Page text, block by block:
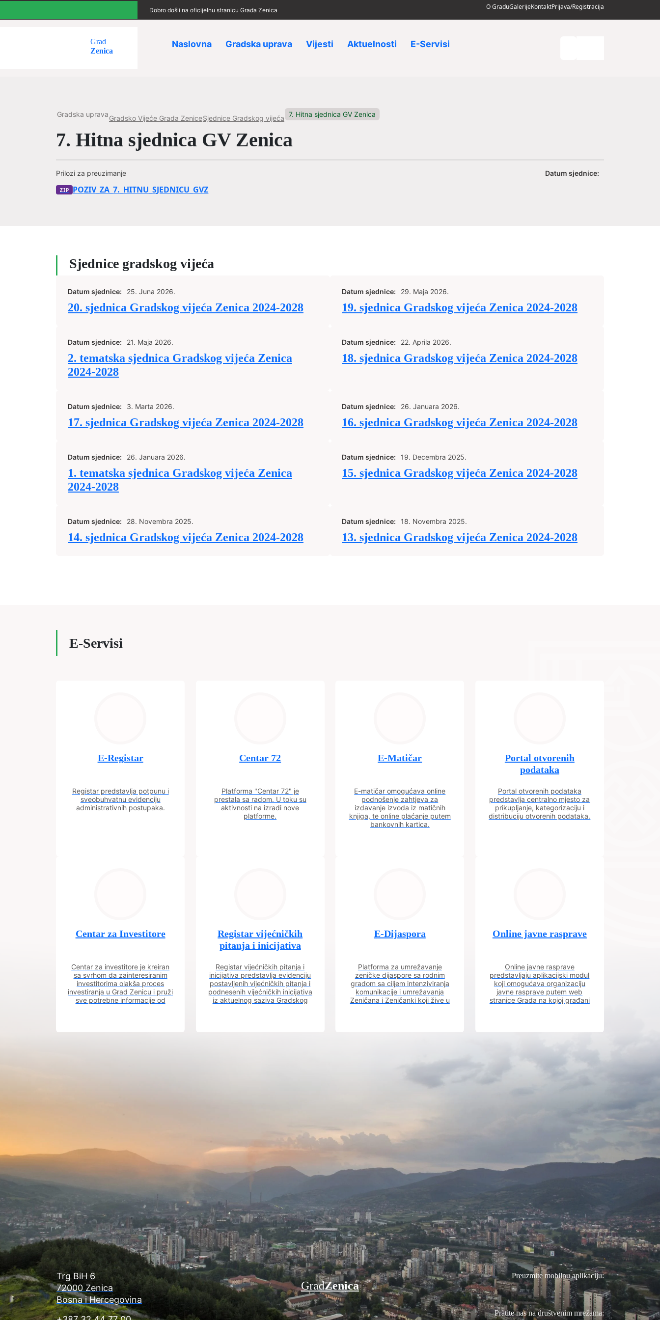
Dobro došli na oficijelnu stranicu Grada Zenica O GraduGalerijeKontaktPrijava/Registracija
Grad
Zenica
Naslovna Gradska uprava Vijesti Aktuelnosti E-Servisi
Gradska upravaGradsko Vijeće Grada ZeniceSjednice Gradskog vijeća 7. Hitna sjednica GV Zenica
7. Hitna sjednica GV Zenica
Prilozi za preuzimanje
POZIV_ZA_7._HITNU_SJEDNICU_GVZ
Datum sjednice:
Sjednice gradskog vijeća
Datum sjednice: 25. Juna 2026.
20. sjednica Gradskog vijeća Zenica 2024-2028
Datum sjednice: 29. Maja 2026.
19. sjednica Gradskog vijeća Zenica 2024-2028
Datum sjednice: 21. Maja 2026.
2. tematska sjednica Gradskog vijeća Zenica
2024-2028
Datum sjednice: 22. Aprila 2026.
18. sjednica Gradskog vijeća Zenica 2024-2028
Datum sjednice: 3. Marta 2026.
17. sjednica Gradskog vijeća Zenica 2024-2028
Datum sjednice: 26. Januara 2026.
16. sjednica Gradskog vijeća Zenica 2024-2028
Datum sjednice: 26. Januara 2026.
1. tematska sjednica Gradskog vijeća Zenica
2024-2028
Datum sjednice: 19. Decembra 2025.
15. sjednica Gradskog vijeća Zenica 2024-2028
Datum sjednice: 28. Novembra 2025.
14. sjednica Gradskog vijeća Zenica 2024-2028
Datum sjednice: 18. Novembra 2025.
13. sjednica Gradskog vijeća Zenica 2024-2028
E-Servisi
E-Registar
Registar predstavlja potpunu i
sveobuhvatnu evidenciju
administrativnih postupaka.
Centar 72
Platforma "Centar 72" je
prestala sa radom. U toku su
aktivnosti na izradi nove
platforme.
E-Matičar
E-matičar omogućava online
podnošenje zahtjeva za
izdavanje izvoda iz matičnih
knjiga, te online plaćanje putem
bankovnih kartica.
Portal otvorenih
podataka
Portal otvorenih podataka
predstavlja centralno mjesto za
prikupljanje, kategorizaciju i
distribuciju otvorenih podataka.
Centar za Investitore
Centar za investitore je kreiran
sa svrhom da zainteresiranim
investitorima olakša proces
investiranja u Grad Zenicu i pruži
sve potrebne informacije od
Registar vijećničkih
pitanja i inicijativa
Registar vijećničkih pitanja i
inicijativa predstavlja evidenciju
postavljenih vijećničkih pitanja i
podnesenih vijećničkih inicijativa
iz aktuelnog saziva Gradskog
E-Dijaspora
Platforma za umrežavanje
zeničke dijaspore sa rodnim
gradom sa ciljem intenziviranja
komunikacije i umrežavanja
Zeničana i Zeničanki koji žive u
Online javne rasprave
Online javne rasprave
predstavljaju aplikacijski modul
koji omogućava organizaciju
javne rasprave putem web
stranice Grada na kojoj građani
Trg BiH 6
72000 Zenica
Bosna i Hercegovina
GradZenica
Preuzmite mobilnu aplikaciju:
Pratite nas na društvenim mrežama: